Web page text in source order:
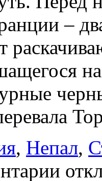
–
, Непал,